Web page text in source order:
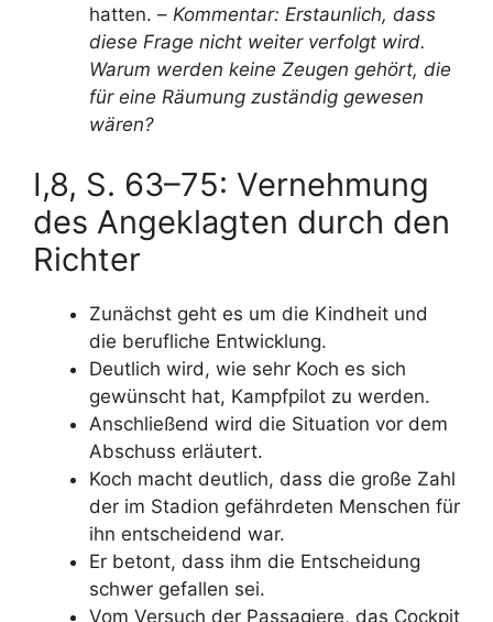
hatten. – Kommentar: Erstaunlich, dass
diese Frage nicht weiter verfolgt wird.
Warum werden keine Zeugen gehört, die
für eine Räumung zuständig gewesen
wären?
I,8, S. 63–75: Vernehmung
des Angeklagten durch den
Richter
Zunächst geht es um die Kindheit und
die berufliche Entwicklung.
Deutlich wird, wie sehr Koch es sich
gewünscht hat, Kampfpilot zu werden.
Anschließend wird die Situation vor dem
Abschuss erläutert.
Koch macht deutlich, dass die große Zahl
der im Stadion gefährdeten Menschen für
ihn entscheidend war.
Er betont, dass ihm die Entscheidung
schwer gefallen sei.
Vom Versuch der Passagiere, das Cockpit